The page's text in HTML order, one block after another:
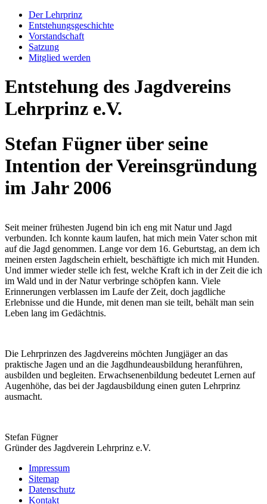
Der Lehrprinz
Entstehungsgeschichte
Vorstandschaft
Satzung
Mitglied werden
Entstehung des Jagdvereins
Lehrprinz e.V.
Stefan Fügner über seine
Intention der Vereinsgründung
im Jahr 2006
Seit meiner frühesten Jugend bin ich eng mit Natur und Jagd
verbunden. Ich konnte kaum laufen, hat mich mein Vater schon mit
auf die Jagd genommen. Lange vor dem 16. Geburtstag, an dem ich
meinen ersten Jagdschein erhielt, beschäftigte ich mich mit Hunden.
Und immer wieder stelle ich fest, welche Kraft ich in der Zeit die ich
im Wald und in der Natur verbringe schöpfen kann. Viele
Erinnerungen verblassen im Laufe der Zeit, doch jagdliche
Erlebnisse und die Hunde, mit denen man sie teilt, behält man sein
Leben lang im Gedächtnis.
Die Lehrprinzen des Jagdvereins möchten Jungjäger an das
praktische Jagen und an die Jagdhundeausbildung heranführen,
ausbilden und begleiten. Erwachsenenbildung bedeutet Lernen auf
Augenhöhe, das bei der Jagdausbildung einen guten Lehrprinz
ausmacht.
Stefan Fügner
Gründer des Jagdverein Lehrprinz e.V.
Impressum
Sitemap
Datenschutz
Kontakt